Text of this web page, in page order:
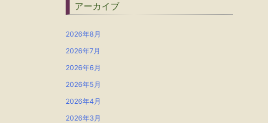
アーカイブ
2026年8月
2026年7月
2026年6月
2026年5月
2026年4月
2026年3月